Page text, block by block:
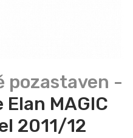
MAGIC
2011/12